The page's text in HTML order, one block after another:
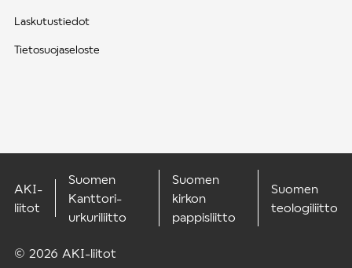
Laskutustiedot
Tietosuojaseloste
© 2026 AKI-liitot
AKI-
liitot
Suomen
Kanttori-
urkuriliitto
Suomen
kirkon
pappisliitto
Suomen
teologiliitto